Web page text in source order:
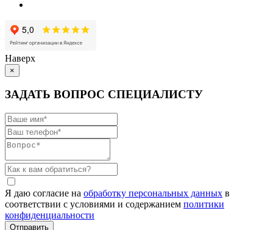
Наверх
×
ЗАДАТЬ ВОПРОС СПЕЦИАЛИСТУ
Я даю согласие на обработку персональных данных в
соответствии с условиями и содержанием политики
конфиденциальности